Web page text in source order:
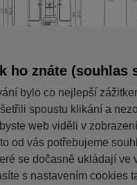
ho znáte (souhlas
bylo co nejlepší
spoustu klikání a
web viděli v
od vás potřebujeme
se dočasně ukládají ve
s nastavením cookies